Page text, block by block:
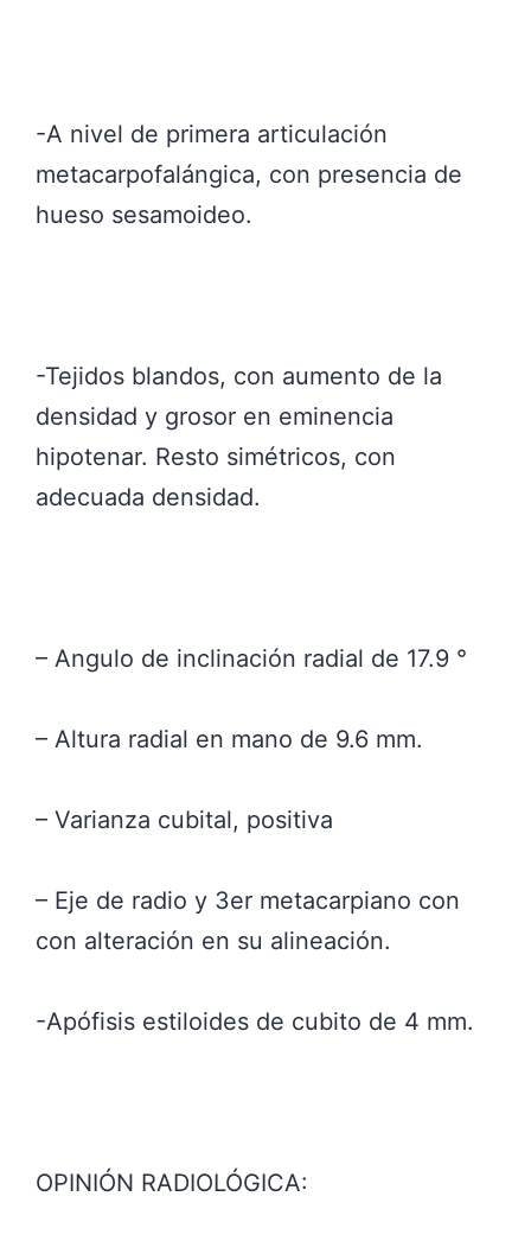
-A nivel de primera articulación
metacarpofalángica, con presencia de
hueso sesamoideo.
-Tejidos blandos, con aumento de la
densidad y grosor en eminencia
hipotenar. Resto simétricos, con
adecuada densidad.
– Angulo de inclinación radial de 17.9 °
– Altura radial en mano de 9.6 mm.
– Varianza cubital, positiva
– Eje de radio y 3er metacarpiano con
con alteración en su alineación.
-Apófisis estiloides de cubito de 4 mm.
OPINIÓN RADIOLÓGICA: